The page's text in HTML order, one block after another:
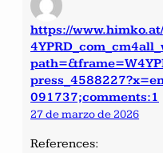
https://
091737;comments:1
27 de marzo de 2026
References: